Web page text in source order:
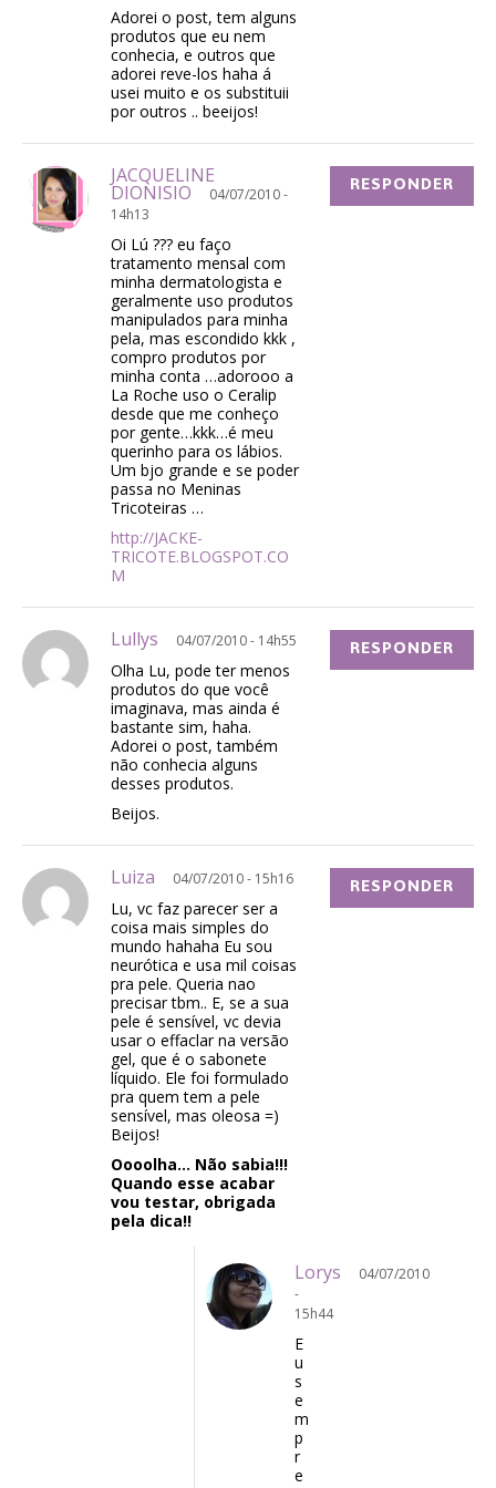
Adorei o post, tem alguns
produtos que eu nem
conhecia, e outros que
adorei reve-los haha á
usei muito e os substituii
por outros .. beeijos!
JACQUELINE
DIONISIO
04/07/2010 -
14h13
Oi Lú ??? eu faço
tratamento mensal com
minha dermatologista e
geralmente uso produtos
manipulados para minha
pela, mas escondido kkk ,
compro produtos por
minha conta …adorooo a
La Roche uso o Ceralip
desde que me conheço
por gente…kkk…é meu
querinho para os lábios.
Um bjo grande e se poder
passa no Meninas
Tricoteiras …
http://JACKE-
TRICOTE.BLOGSPOT.CO
M
RESPONDER
Lullys 04/07/2010 - 14h55
Olha Lu, pode ter menos
produtos do que você
imaginava, mas ainda é
bastante sim, haha.
Adorei o post, também
não conhecia alguns
desses produtos.
Beijos.
RESPONDER
Luiza 04/07/2010 - 15h16
Lu, vc faz parecer ser a
coisa mais simples do
mundo hahaha Eu sou
neurótica e usa mil coisas
pra pele. Queria nao
precisar tbm.. E, se a sua
pele é sensível, vc devia
usar o effaclar na versão
gel, que é o sabonete
líquido. Ele foi formulado
pra quem tem a pele
sensível, mas oleosa =)
Beijos!
Oooolha… Não sabia!!!
Quando esse acabar
vou testar, obrigada
pela dica!!
RESPONDER
Lorys
04/07/2010
-
15h44
E
u
s
e
m
p
r
e